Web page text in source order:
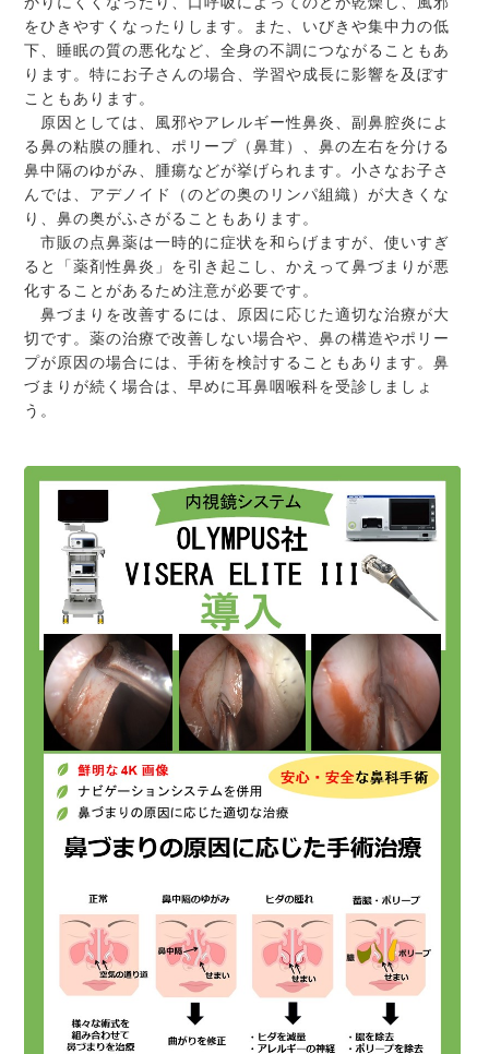
をひきやすくなったりします。また、いびきや集中力の低
下、睡眠の質の悪化など、全身の不調につながることもあ
ります。特にお子さんの場合、学習や成長に影響を及ぼす
こともあります。
原因としては、風邪やアレルギー性鼻炎、副鼻腔炎によ
る鼻の粘膜の腫れ、ポリープ（鼻茸）、鼻の左右を分ける
鼻中隔のゆがみ、腫瘍などが挙げられます。小さなお子さ
んでは、アデノイド（のどの奥のリンパ組織）が大きくな
り、鼻の奥がふさがることもあります。
市販の点鼻薬は一時的に症状を和らげますが、使いすぎ
ると「薬剤性鼻炎」を引き起こし、かえって鼻づまりが悪
化することがあるため注意が必要です。
鼻づまりを改善するには、原因に応じた適切な治療が大
切です。薬の治療で改善しない場合や、鼻の構造やポリー
プが原因の場合には、手術を検討することもあります。鼻
づまりが続く場合は、早めに耳鼻咽喉科を受診しましょ
う。